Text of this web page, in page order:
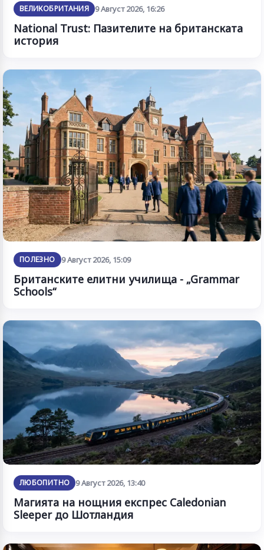
ВЕЛИКОБРИТАНИЯ 9 Август 2026, 16:26
National Trust: Пазителите на британската
история
ПОЛЕЗНО 9 Август 2026, 15:09
Британските елитни училища - „Grammar
Schools“
ЛЮБОПИТНО 9 Август 2026, 13:40
Магията на нощния експрес Caledonian
Sleeper до Шотландия